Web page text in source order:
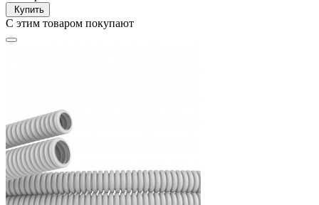
Купить
С этим товаром покупают